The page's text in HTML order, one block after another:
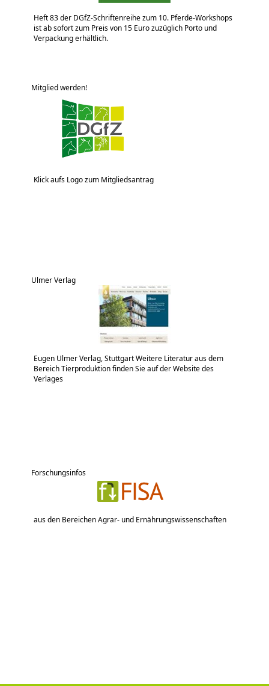
Heft 83 der DGfZ-Schriftenreihe zum 10. Pferde-Workshops
ist ab sofort zum Preis von 15 Euro zuzüglich Porto und
Verpackung erhältlich.
Mitglied werden!
Klick aufs Logo zum Mitgliedsantrag
Ulmer Verlag
Eugen Ulmer Verlag, Stuttgart Weitere Literatur aus dem
Bereich Tierproduktion finden Sie auf der Website des
Verlages
Forschungsinfos
aus den Bereichen Agrar- und Ernährungswissenschaften